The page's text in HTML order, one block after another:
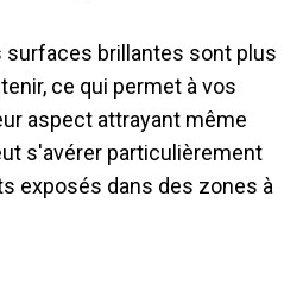
surfaces brillantes sont plus
ce qui permet à vos
aspect attrayant même
s'avérer particulièrement
exposés dans des zones à